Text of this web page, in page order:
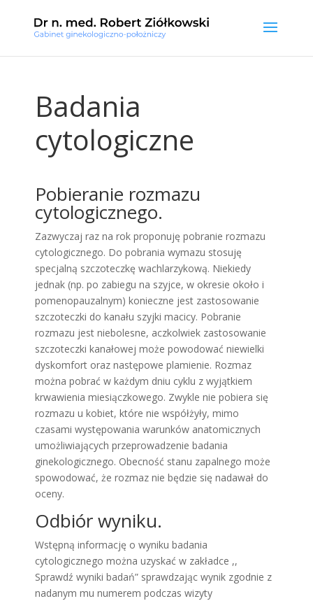
Badania
cytologiczne
Pobieranie rozmazu
cytologicznego.
Zazwyczaj raz na rok proponuję pobranie rozmazu
cytologicznego. Do pobrania wymazu stosuję
specjalną szczoteczkę wachlarzykową. Niekiedy
jednak (np. po zabiegu na szyjce, w okresie około i
pomenopauzalnym) konieczne jest zastosowanie
szczoteczki do kanału szyjki macicy. Pobranie
rozmazu jest niebolesne, aczkolwiek zastosowanie
szczoteczki kanałowej może powodować niewielki
dyskomfort oraz następowe plamienie. Rozmaz
można pobrać w każdym dniu cyklu z wyjątkiem
krwawienia miesiączkowego. Zwykle nie pobiera się
rozmazu u kobiet, które nie współżyły, mimo
czasami występowania warunków anatomicznych
umożliwiających przeprowadzenie badania
ginekologicznego. Obecność stanu zapalnego może
spowodować, że rozmaz nie będzie się nadawał do
oceny.
Odbiór wyniku.
Wstępną informację o wyniku badania
cytologicznego można uzyskać w zakładce ,,
Sprawdź wyniki badań” sprawdzając wynik zgodnie z
nadanym mu numerem podczas wizyty